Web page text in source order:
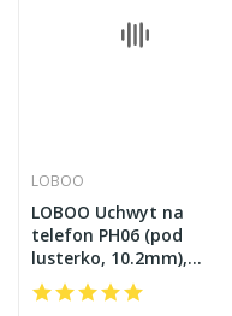
LOBOO
LOBOO Uchwyt na
telefon PH06 (pod
lusterko, 10.2mm),
magnetyczny system
antywstrząsowy